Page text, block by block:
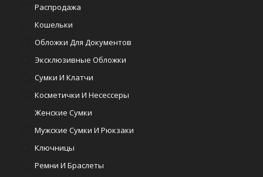
Распродажа
Кошельки
Обложки Для Документов
Эксклюзивные Обложки
Сумки И Клатчи
Косметички И Несессеры
Женские Сумки
Мужские Сумки И Рюкзаки
Ключницы
Ремни И Браслеты